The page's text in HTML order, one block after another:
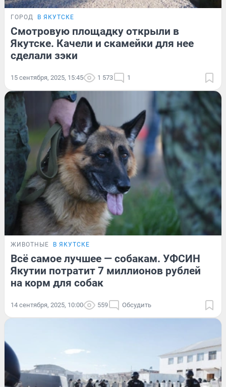
ГОРОД В ЯКУТСКЕ
Смотровую площадку открыли в
Якутске. Качели и скамейки для нее
сделали зэки
15 сентября, 2025, 15:45 1 573 1
ЖИВОТНЫЕ В ЯКУТСКЕ
Всё самое лучшее — собакам. УФСИН
Якутии потратит 7 миллионов рублей
на корм для собак
14 сентября, 2025, 10:00 559 Обсудить